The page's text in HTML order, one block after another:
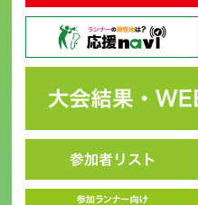
Q&A | お問い合わせ